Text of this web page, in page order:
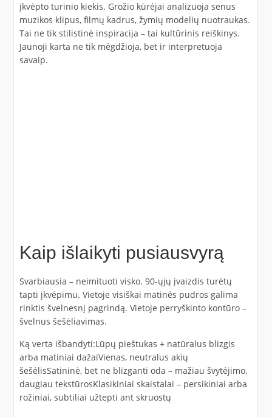
įkvėpto turinio kiekis. Grožio kūrėjai analizuoja senus
muzikos klipus, filmų kadrus, žymių modelių nuotraukas.
Tai ne tik stilistinė inspiracija – tai kultūrinis reiškinys.
Jaunoji karta ne tik mėgdžioja, bet ir interpretuoja
savaip.
Kaip išlaikyti pusiausvyrą
Svarbiausia – neimituoti visko. 90-ųjų įvaizdis turėtų
tapti įkvėpimu. Vietoje visiškai matinės pudros galima
rinktis švelnesnį pagrindą. Vietoje perryškinto kontūro –
švelnus šešėliavimas.
Ką verta išbandyti:Lūpų pieštukas + natūralus blizgis
arba matiniai dažaiVienas, neutralus akių
šešėlisSatininė, bet ne blizganti oda – mažiau švytėjimo,
daugiau tekstūrosKlasikiniai skaistalai – persikiniai arba
rožiniai, subtiliai užtepti ant skruostų